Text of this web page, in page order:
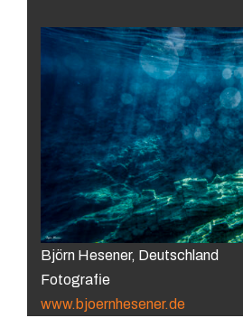
Björn Hesener, Deutschland
Fotografie
www.bjoernhesener.de